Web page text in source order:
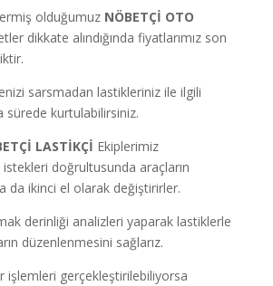
olduğumuz NÖBETÇİ OTO
dikkate alındığında fiyatlarımız son
sarsmadan lastikleriniz ile ilgili
sürede kurtulabilirsiniz.
LASTİKÇİ Ekiplerimiz
doğrultusunda araçların
da ikinci el olarak değiştirirler.
derinliği analizleri yaparak lastiklerle
düzenlenmesini sağlarız.
işlemleri gerçekleştirilebiliyorsa